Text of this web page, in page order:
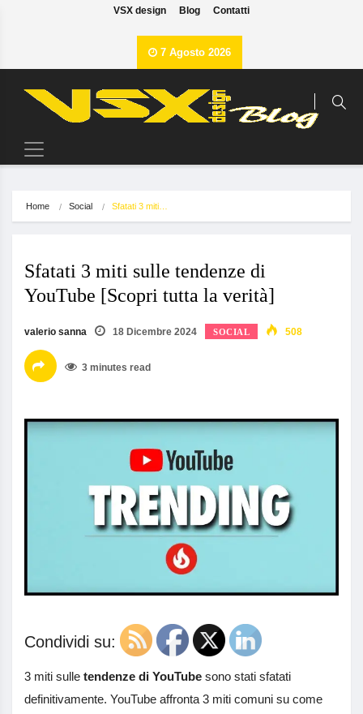
VSX design Blog Contatti
7 Agosto 2026
Home Social Sfatati 3 miti…
Sfatati 3 miti sulle tendenze di
YouTube [Scopri tutta la verità]
valerio sanna 18 Dicembre 2024 SOCIAL 508
3 minutes read
Condividi su:
3 miti sulle tendenze di YouTube sono stati sfatati
definitivamente. YouTube affronta 3 miti comuni su come